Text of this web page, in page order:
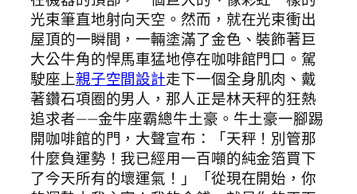
光束筆直地射向天空。然而，就在光束衝出
屋頂的一瞬間，一輛塗滿了金色、裝飾著巨
大公牛角的悍馬車猛地停在咖啡館門口。駕
駛座上親子空間設計走下一個全身肌肉、戴
著鑽石項圈的男人，那人正是林天秤的狂熱
追求者——金牛座霸總牛土豪。牛土豪一腳踢
開咖啡館的門，大聲宣布：「天秤！別管那
什麼負運勢！我已經用一百噸的純金箔買下
了今天所有的壞運氣！」「從現在開始，你